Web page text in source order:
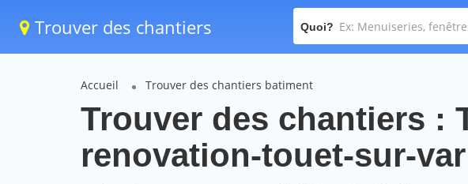
Trouver des chantiers Quoi?
Accueil Trouver des chantiers batiment
Trouver des chantiers :
renovation-touet-sur-var